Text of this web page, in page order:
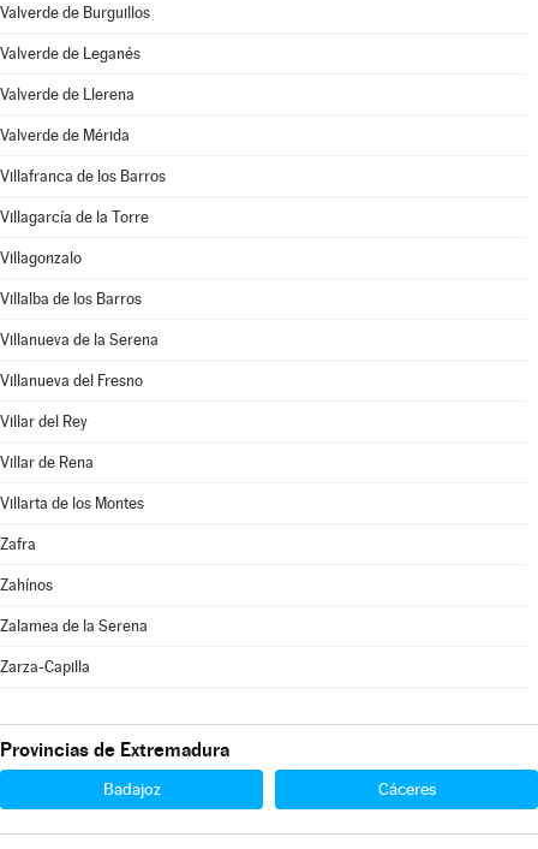
Valverde de Burguillos
Valverde de Leganés
Valverde de Llerena
Valverde de Mérida
Villafranca de los Barros
Villagarcía de la Torre
Villagonzalo
Villalba de los Barros
Villanueva de la Serena
Villanueva del Fresno
Villar del Rey
Villar de Rena
Villarta de los Montes
Zafra
Zahínos
Zalamea de la Serena
Zarza-Capilla
Provincias de Extremadura
Badajoz Cáceres